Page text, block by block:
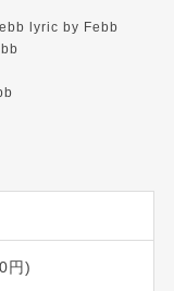
lyric by Febb
円)